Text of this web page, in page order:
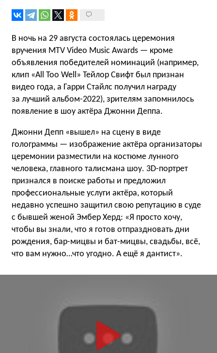
В ночь на 29 августа состоялась церемония
вручения MTV Video Music Awards — кроме
объявления победителей номинаций (например,
клип «All Too Well» Тейлор Свифт был признан
видео года, а Гарри Стайлс получил награду
за лучший альбом-2022), зрителям запомнилось
появление в шоу актёра Джонни Деппа.
Джонни Депп «вышел» на сцену в виде
голограммы — изображение актёра организаторы
церемонии разместили на костюме лунного
человека, главного талисмана шоу. 3D-портрет
признался в поиске работы и предложил
профессиональные услуги актёра, который
недавно успешно защитил свою репутацию в суде
с бывшей женой Эмбер Херд: «Я просто хочу,
чтобы вы знали, что я готов отпраздновать дни
рождения, бар-мицвы и бат-мицвы, свадьбы, всё,
что вам нужно…что угодно. А ещё я дантист».